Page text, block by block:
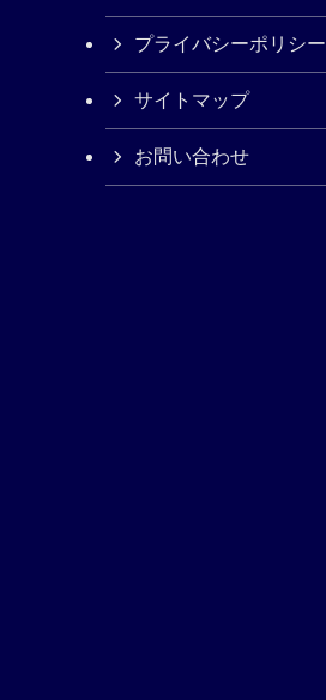
プライバシーポリシー
サイトマップ
お問い合わせ